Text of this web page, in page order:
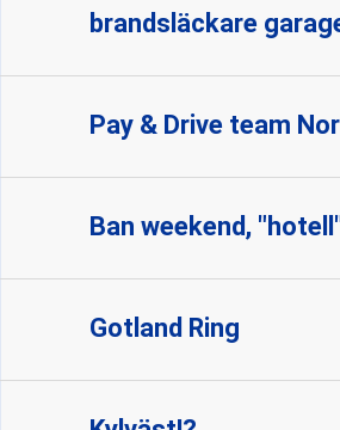
brandsläckare
Pay & Drive team
Ban weekend,
Gotland Ring